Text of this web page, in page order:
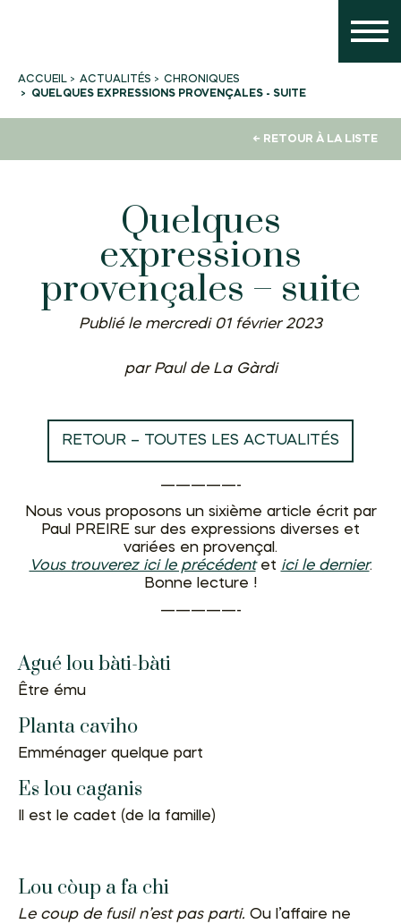
ACCUEIL ACTUALITÉS
CHRONIQUES
QUELQUES EXPRESSIONS PROVENÇALES - SUITE
← RETOUR À LA LISTE
Quelques
expressions
provençales – suite
Publié le mercredi 01 février 2023
par Paul de La Gàrdi
RETOUR – TOUTES LES ACTUALITÉS
—————-
Nous vous proposons un sixième article écrit par
Paul PREIRE sur des expressions diverses et
variées en provençal.
Vous trouverez ici le précédentet ici le dernier.
Bonne lecture !
—————-
Agué lou bàti-bàti
Être ému
Planta caviho
Emménager quelque part
Es lou caganis
Il est le cadet (de la famille)
Lou còup a fa chi
Le coup de fusil n’est pas parti. Ou l’affaire ne